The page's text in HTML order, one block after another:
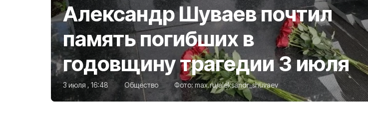
Александр Шуваев почтил
память погибших в
годовщину трагедии 3 июля
3 июля , 16:48 Общество Фото:max.ru/aleksandr_shuvaev